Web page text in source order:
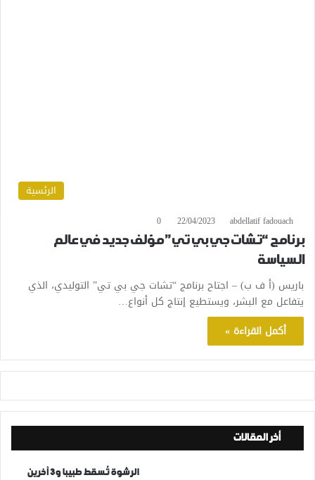
الرئسية
abdellatif fadouach
22/04/2023
0
برنامج “تشات جي بي تي” مؤلف جديد في عالم
السياسة
باريس (أ ف ب) – اجتاح برنامج “تشات جي بي تي” التوليدي، الذي
يتفاعل مع البشر، ويستطيع إنتاج كل أنواع…
أكمل القراءة »
أخر المقالات
الرشوة تُسقط طبيبا و3 آخرين